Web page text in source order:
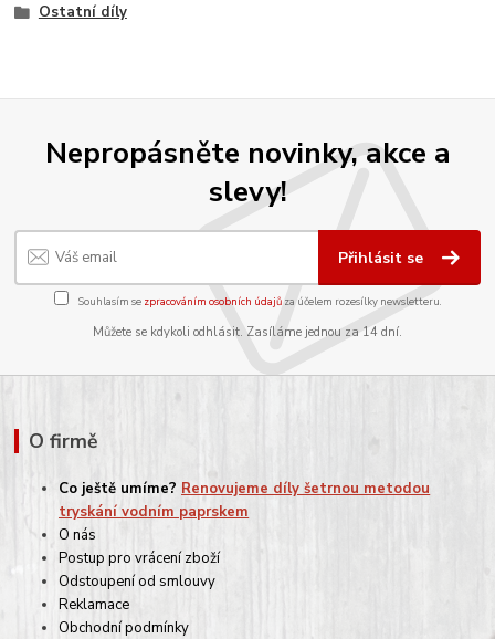
Ostatní díly
Nepropásněte novinky, akce a
slevy!
Přihlásit se
Souhlasím se zpracováním osobních údajůza účelem rozesílky newsletteru.
Můžete se kdykoli odhlásit. Zasíláme jednou za 14 dní.
O firmě
Co ještě umíme? Renovujeme díly šetrnou metodou
tryskání vodním paprskem
O nás
Postup pro vrácení zboží
Odstoupení od smlouvy
Reklamace
Obchodní podmínky